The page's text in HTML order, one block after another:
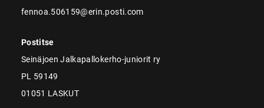
fennoa.506159@erin.posti.com
Postitse
Seinäjoen Jalkapallokerho-juniorit ry
PL 59149
01051 LASKUT